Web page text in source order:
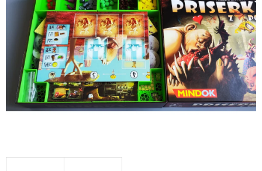
hvězdiček.